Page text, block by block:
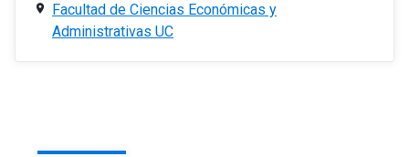
Facultad de Ciencias Económicas y
Administrativas UC